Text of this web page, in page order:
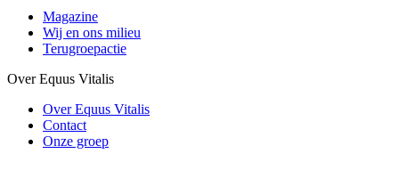
Magazine
Wij en ons milieu
Terugroepactie
Over Equus Vitalis
Over Equus Vitalis
Contact
Onze groep